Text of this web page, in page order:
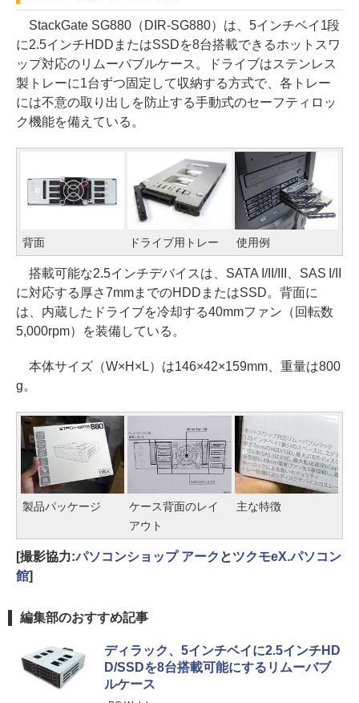
StackGate SG880（DIR-SG880）は、5インチベイ1段
に2.5インチHDDまたはSSDを8台搭載できるホットスワ
ップ対応のリムーバブルケース。ドライブはステンレス
製トレーに1台ずつ固定して収納する方式で、各トレー
には不意の取り出しを防止する手動式のセーフティロッ
ク機能を備えている。
背面 ドライブ用トレー 使用例
搭載可能な2.5インチデバイスは、SATA I/II/III、SAS I/II
に対応する厚さ7mmまでのHDDまたはSSD。背面に
は、内蔵したドライブを冷却する40mmファン（回転数
5,000rpm）を装備している。
本体サイズ（W×H×L）は146×42×159mm、重量は800
g。
製品パッケージ
ケース背面のレイ
アウト
主な特徴
[撮影協力:パソコンショップ アーク とツクモeX.パソコン
館]
編集部のおすすめ記事
ディラック、5インチベイに2.5インチHD
D/SSDを8台搭載可能にするリムーバブ
ルケース